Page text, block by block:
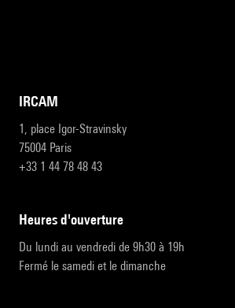
IRCAM
1, place Igor-Stravinsky
75004 Paris
+33 1 44 78 48 43
heures d'ouverture
Du lundi au vendredi de 9h30 à 19h
Fermé le samedi et le dimanche